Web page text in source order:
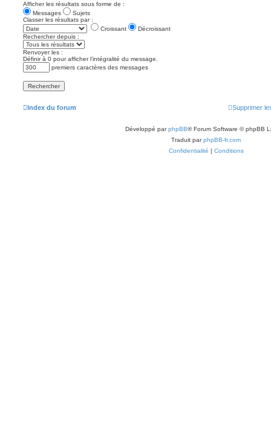
Afficher les résultats sous forme de :
Messages
Sujets
Classer les résultats par :
Croissant
Décroissant
Rechercher depuis :
Renvoyer les :
Définir à 0 pour afficher l’intégralité du message.
premiers caractères des messages
Index du forum Supprimer
Développé parphpBB® Forum Software © phpBB
Traduit parphpBB-fr.com
Confidentialité | Conditions